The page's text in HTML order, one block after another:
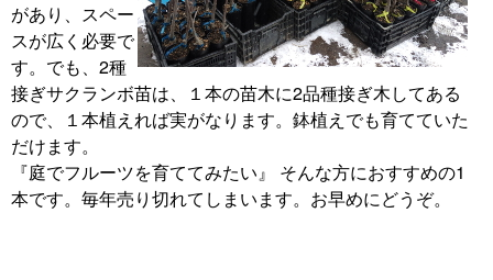
があり、スペー
スが広く必要で
す。でも、2種
接ぎサクランボ苗は、１本の苗木に2品種接ぎ木してある
ので、１本植えれば実がなります。鉢植えでも育てていた
だけます。
『庭でフルーツを育ててみたい』 そんな方におすすめの1
本です。毎年売り切れてしまいます。お早めにどうぞ。